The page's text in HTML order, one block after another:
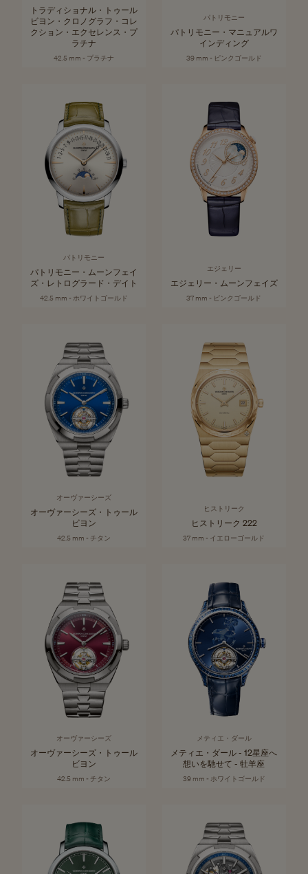
トラディショナル・トゥール
ビヨン・クロノグラフ・コレ
クション・エクセレンス・プ
ラチナ
42.5 mm - プラチナ
パトリモニー
パトリモニー・マニュアルワ
インディング
39 mm - ピンクゴールド
パトリモニー
パトリモニー・ムーンフェイ
ズ・レトログラード・デイト
42.5 mm - ホワイトゴールド
エジェリー
エジェリー・ムーンフェイズ
37 mm - ピンクゴールド
オーヴァーシーズ
オーヴァーシーズ・トゥール
ビヨン
42.5 mm - チタン
ヒストリーク
ヒストリーク 222
37 mm - イエローゴールド
オーヴァーシーズ
オーヴァーシーズ・トゥール
ビヨン
42.5 mm - チタン
メティエ・ダール
メティエ・ダール - 12星座へ
想いを馳せて - 牡羊座
39 mm - ホワイトゴールド